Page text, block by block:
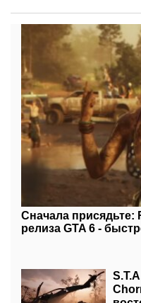
Сначала присядьте:
релиза GTA 6 -
Cry,